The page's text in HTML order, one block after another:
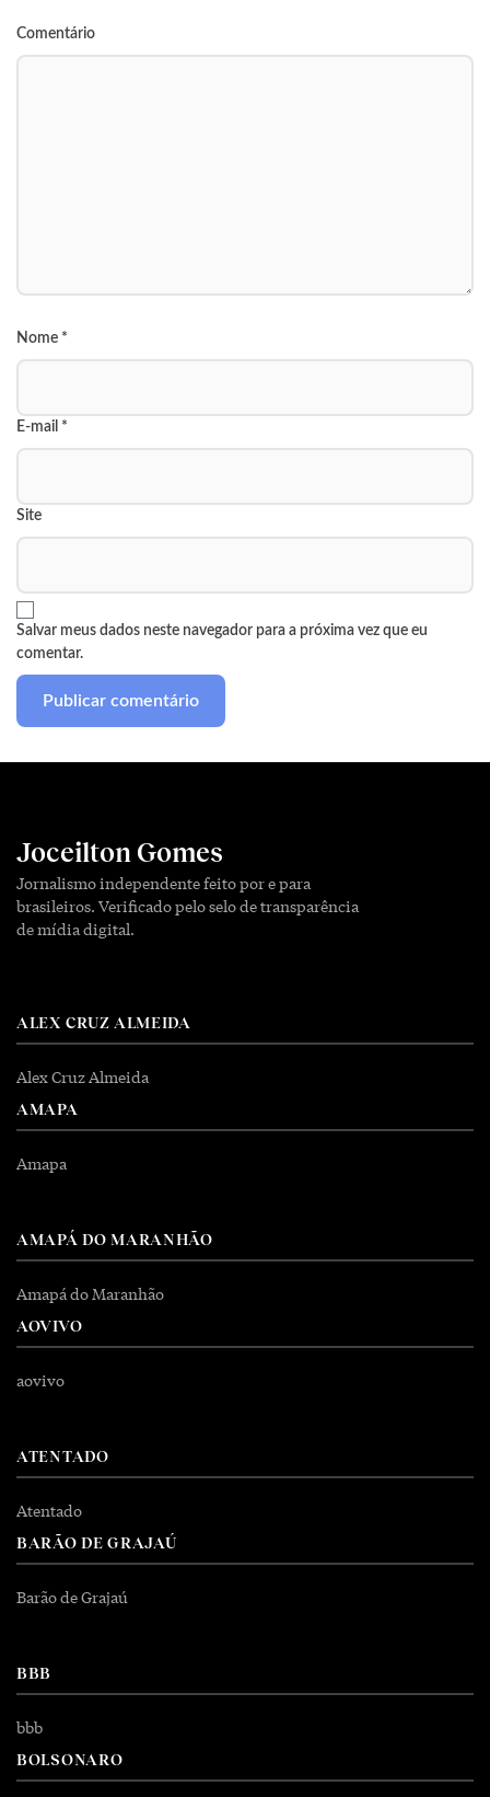
Comentário
Nome *
E-mail *
Site
Salvar meus dados neste navegador para a próxima vez que eu
comentar.
Joceilton Gomes
Jornalismo independente feito por e para
brasileiros. Verificado pelo selo de transparência
de mídia digital.
ALEX CRUZ ALMEIDA
Alex Cruz Almeida
AMAPA
Amapa
AMAPÁ DO MARANHÃO
Amapá do Maranhão
AOVIVO
aovivo
ATENTADO
Atentado
BARÃO DE GRAJAÚ
Barão de Grajaú
BBB
bbb
BOLSONARO